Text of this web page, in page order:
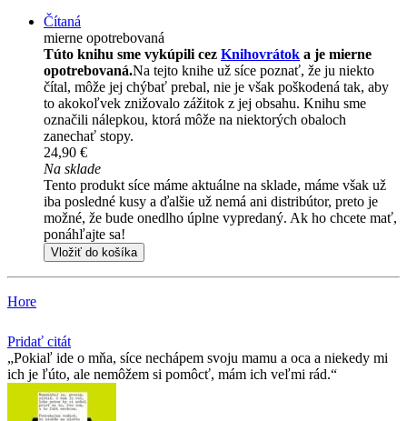
Čítaná
mierne opotrebovaná
Túto knihu sme vykúpili cez Knihovrátok a je mierne
opotrebovaná.Na tejto knihe už síce poznať, že ju niekto
čítal, môže jej chýbať prebal, nie je však poškodená tak, aby
to akokoľvek znižovalo zážitok z jej obsahu. Knihu sme
označili nálepkou, ktorá môže na niektorých obaloch
zanechať stopy.
24,90 €
Na sklade
Tento produkt síce máme aktuálne na sklade, máme však už
iba posledné kusy a ďalšie už nemá ani distribútor, preto je
možné, že bude onedlho úplne vypredaný. Ak ho chcete mať,
ponáhľajte sa!
Vložiť do košíka
Hore
Pridať citát
Pokiaľ ide o mňa, síce nechápem svoju mamu a oca a niekedy mi
ich je ľúto, ale nemôžem si pomôcť, mám ich veľmi rád.